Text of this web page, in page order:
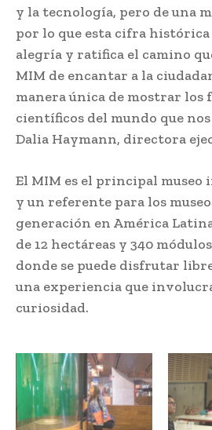
y la tecnología, pero de una
por lo que esta cifra histórica
alegría y ratifica el camino
MIM de encantar a la
manera única de mostrar los
científicos del mundo que nos
Dalia Haymann, directora
El MIM es el principal
y un referente para los
generación en América
de 12 hectáreas y 340
donde se puede disfrutar
una experiencia que
curiosidad.